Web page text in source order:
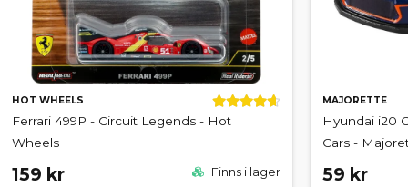
HOT WHEELS
Ferrari 499P - Circuit Legends - Hot
Wheels
159 kr Finns i lager
MAJORETTE
Hyundai i20
Cars -
59 kr